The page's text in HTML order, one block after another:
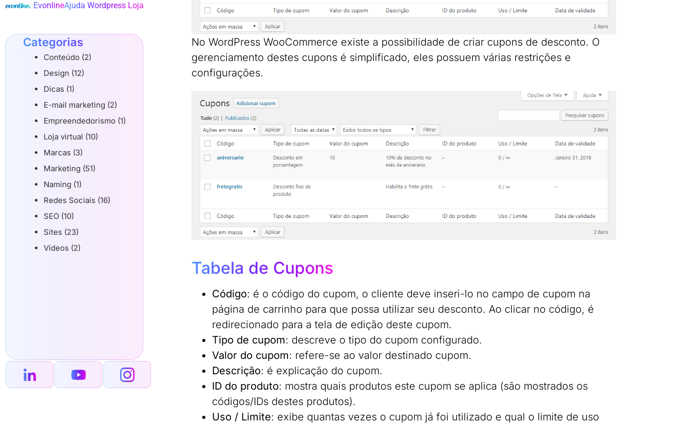
EvonlineAjuda Wordpress Loja
Categorias
Conteúdo (2)
Design (12)
Dicas (1)
E-mail marketing (2)
Empreendedorismo (1)
Loja virtual (10)
Marcas (3)
Marketing (51)
Naming (1)
Redes Sociais (16)
SEO (10)
Sites (23)
Vídeos (2)
No WordPress WooCommerce existe a possibilidade de criar cupons de desconto. O
gerenciamento destes cupons é simplificado, eles possuem várias restrições e
configurações.
Tabela de Cupons
Código: é o código do cupom, o cliente deve inseri-lo no campo de cupom na
página de carrinho para que possa utilizar seu desconto. Ao clicar no código, é
redirecionado para a tela de edição deste cupom.
Tipo de cupom: descreve o tipo do cupom configurado.
Valor do cupom: refere-se ao valor destinado cupom.
Descrição: é explicação do cupom.
ID do produto: mostra quais produtos este cupom se aplica (são mostrados os
códigos/IDs destes produtos).
Uso / Limite: exibe quantas vezes o cupom já foi utilizado e qual o limite de uso